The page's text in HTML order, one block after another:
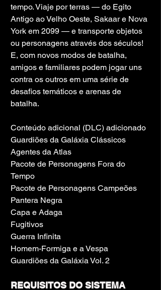
tempo. Viaje por terras — do Egito
Antigo ao Velho Oeste, Sakaar e Nova
York em 2099 — e transporte objetos
ou personagens através dos séculos!
E, com novos modos de batalha,
amigos e familiares podem jogar uns
contra os outros em uma série de
desafios temáticos e arenas de
batalha.
Conteúdo adicional (DLC) adicionado
Guardiões da Galáxia Clássicos
Agentes da Atlas
Pacote de Personagens Fora do
Tempo
Pacote de Personagens Campeões
Pantera Negra
Capa e Adaga
Fugitivos
Guerra Infinita
Homem-Formiga e a Vespa
Guardiões da Galáxia Vol. 2
REQUISITOS DO SISTEMA